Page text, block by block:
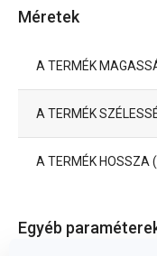
Méretek
A TERMÉK
A TERMÉK
A TERMÉK HOSSZA
Egyéb